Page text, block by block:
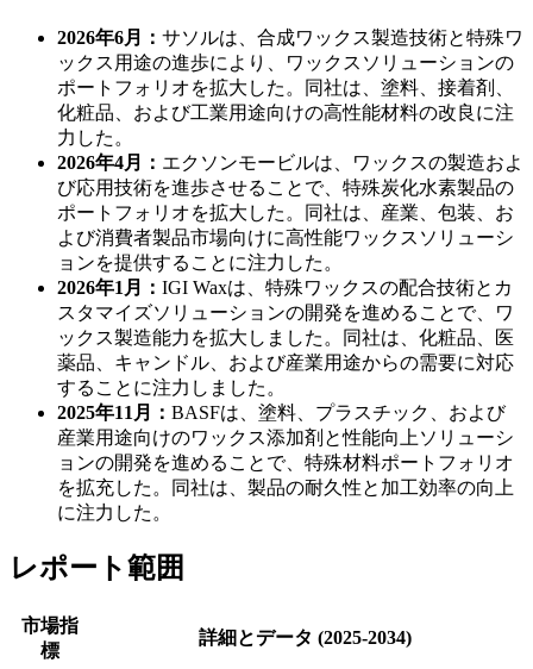
2026年6月： サソルは、合成ワックス製造技術と特殊ワ
ックス用途の進歩により、ワックスソリューションの
ポートフォリオを拡大した。同社は、塗料、接着剤、
化粧品、および工業用途向けの高性能材料の改良に注
力した。
2026年4月： エクソンモービルは、ワックスの製造およ
び応用技術を進歩させることで、特殊炭化水素製品の
ポートフォリオを拡大した。同社は、産業、包装、お
よび消費者製品市場向けに高性能ワックスソリューシ
ョンを提供することに注力した。
2026年1月： IGI Waxは、特殊ワックスの配合技術とカ
スタマイズソリューションの開発を進めることで、ワ
ックス製造能力を拡大しました。同社は、化粧品、医
薬品、キャンドル、および産業用途からの需要に対応
することに注力しました。
2025年11月： BASFは、塗料、プラスチック、および
産業用途向けのワックス添加剤と性能向上ソリューシ
ョンの開発を進めることで、特殊材料ポートフォリオ
を拡充した。同社は、製品の耐久性と加工効率の向上
に注力した。
レポート範囲
市場指
標
詳細とデータ (2025-2034)